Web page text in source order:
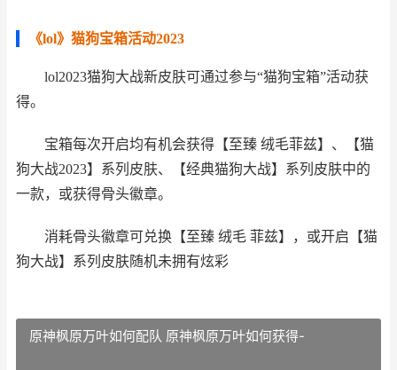
《lol》猫狗宝箱活动2023
lol2023猫狗大战新皮肤可通过参与“猫狗宝箱”活动获
得。
宝箱每次开启均有机会获得【至臻 绒毛菲兹】、【猫
狗大战2023】系列皮肤、【经典猫狗大战】系列皮肤中的
一款，或获得骨头徽章。
消耗骨头徽章可兑换【至臻 绒毛 菲兹】，或开启【猫
狗大战】系列皮肤随机未拥有炫彩
原神枫原万叶如何配队 原神枫原万叶如何获得-